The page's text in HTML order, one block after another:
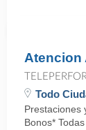
Atencion
Todo
Prestaciones
Bonos*